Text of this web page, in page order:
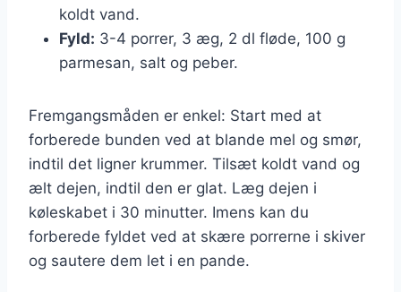
koldt vand.
Fyld: 3-4 porrer, 3 æg, 2 dl fløde, 100 g
parmesan, salt og peber.
Fremgangsmåden er enkel: Start med at
forberede bunden ved at blande mel og smør,
indtil det ligner krummer. Tilsæt koldt vand og
ælt dejen, indtil den er glat. Læg dejen i
køleskabet i 30 minutter. Imens kan du
forberede fyldet ved at skære porrerne i skiver
og sautere dem let i en pande.